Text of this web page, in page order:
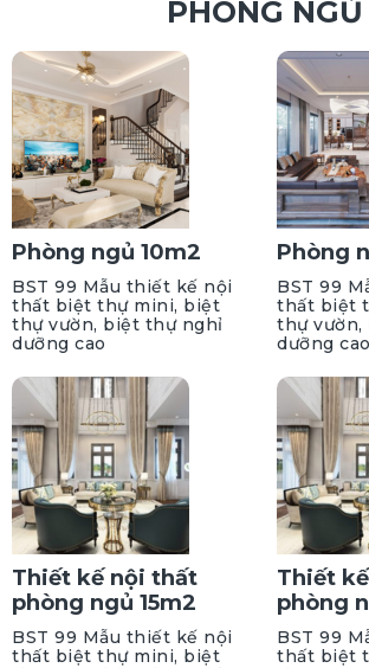
PHÒNG NGỦ
Phòng ngủ 10m2
BST 99 Mẫu thiết kế nội
thất biệt thự mini, biệt
thự vườn, biệt thự nghỉ
dưỡng cao
Phòng
BST 99
thất biệt
thự
dưỡng cao
Thiết kế nội thất
phòng ngủ 15m2
BST 99 Mẫu thiết kế nội
thất biệt thự mini, biệt
Thiết
phòng
BST 99
thất biệt